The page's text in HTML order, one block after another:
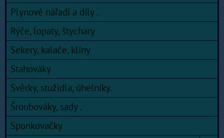
Plynové nářadí a díly .
Rýče, lopaty, štychary
Sekery, kalače, klíny
Stahováky
Svěrky, stužidla, úhelníky.
Šroubováky, sady .
Sponkovačky